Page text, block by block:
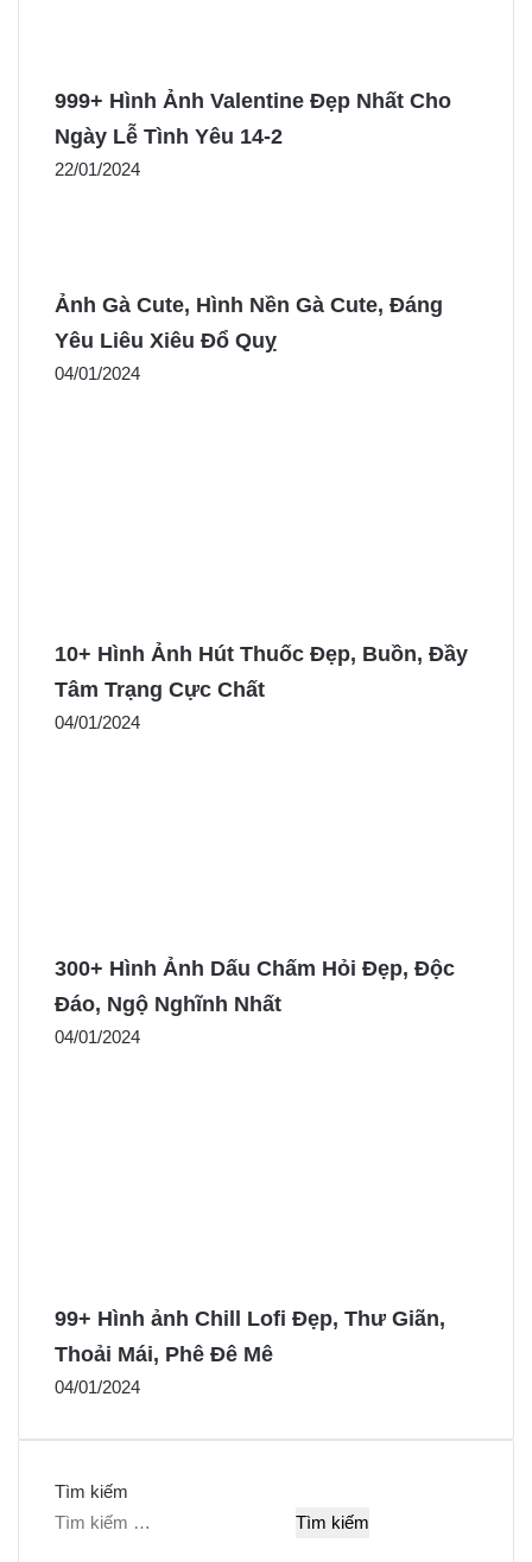
999+ Hình Ảnh Valentine Đẹp Nhất Cho
Ngày Lễ Tình Yêu 14-2
22/01/2024
Ảnh Gà Cute, Hình Nền Gà Cute, Đáng
Yêu Liêu Xiêu Đổ Quỵ
04/01/2024
10+ Hình Ảnh Hút Thuốc Đẹp, Buồn, Đầy
Tâm Trạng Cực Chất
04/01/2024
300+ Hình Ảnh Dấu Chấm Hỏi Đẹp, Độc
Đáo, Ngộ Nghĩnh Nhất
04/01/2024
99+ Hình ảnh Chill Lofi Đẹp, Thư Giãn,
Thoải Mái, Phê Đê Mê
04/01/2024
Tìm kiếm
T